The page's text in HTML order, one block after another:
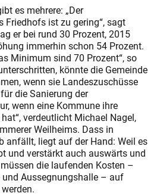
es mehrere: „Der
Friedhofs ist zu gering“, sagt
er bei rund 30 Prozent, 2015
immerhin schon 54 Prozent.
Minimum sind 70 Prozent“, so
könnte die Gemeinde
wenn sie Landeszuschüsse
die Sanierung der
wenn eine Kommune ihre
verdeutlicht Michael Nagel,
Weilheims. Dass in
anfällt, liegt auf der Hand: Weil es
und verstärkt auch auswärts und
die laufenden Kosten –
Aussegnungshalle – auf